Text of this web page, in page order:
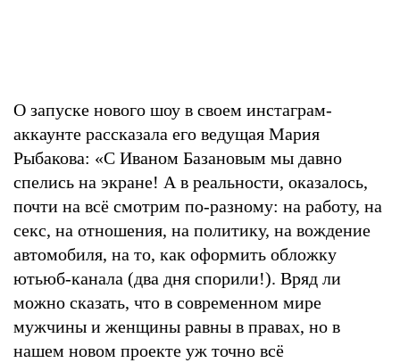
О запуске нового шоу в своем инстаграм-
аккаунте рассказала его ведущая Мария
Рыбакова: «С Иваном Базановым мы давно
спелись на экране! А в реальности, оказалось,
почти на всё смотрим по-разному: на работу, на
секс, на отношения, на политику, на вождение
автомобиля, на то, как оформить обложку
ютьюб-канала (два дня спорили!). Вряд ли
можно сказать, что в современном мире
мужчины и женщины равны в правах, но в
нашем новом проекте уж точно всё